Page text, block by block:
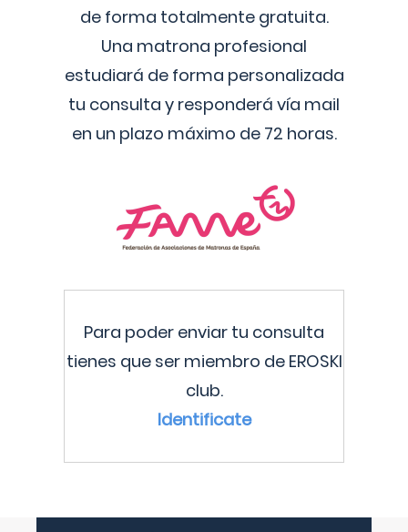
de forma totalmente gratuita.
Una matrona profesional
estudiará de forma personalizada
tu consulta y responderá vía mail
en un plazo máximo de 72 horas.
Para poder enviar tu consulta
tienes que ser miembro de EROSKI
club.
Identificate